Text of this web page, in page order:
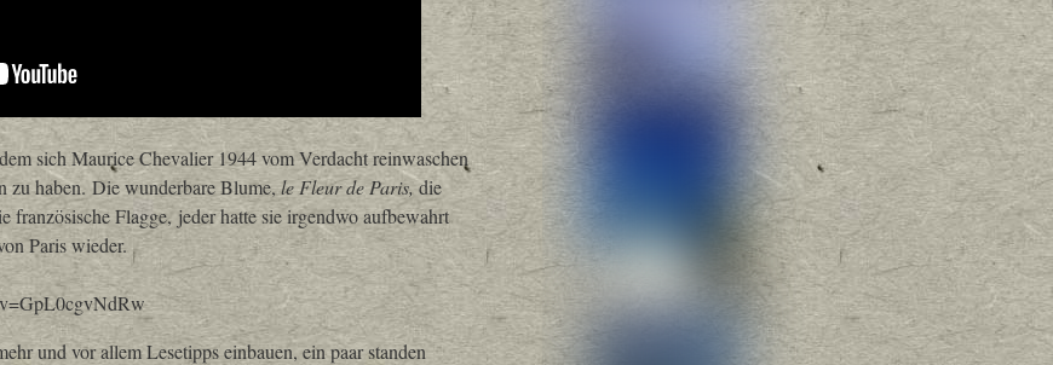
sich Maurice Chevalier 1944 vom Verdacht reinwaschen
zu haben. Die wunderbare Blume,le Fleur de Paris,die
französische Flagge, jeder hatte sie irgendwo aufbewahrt
Paris wieder.
und vor allem Lesetipps einbauen, ein paar standen